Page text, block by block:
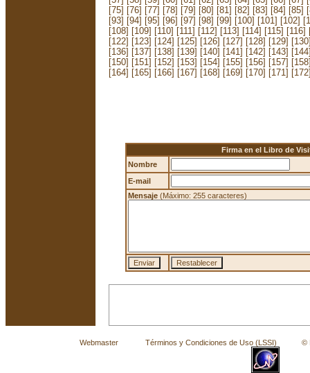
[75] [76] [77] [78] [79] [80] [81] [82] [83] [84] [85]
[93] [94] [95] [96] [97] [98] [99] [100] [101] [102]
[108] [109] [110] [111] [112] [113] [114] [115] [116]
[122] [123] [124] [125] [126] [127] [128] [129]
[136] [137] [138] [139] [140] [141] [142] [143]
[150] [151] [152] [153] [154] [155] [156] [157]
[164] [165] [166] [167] [168] [169] [170] [171]
Firma en el Libro de
Nombre
E-mail
Mensaje (Máximo: 255 caracteres)
Webmaster Términos y Condiciones de Uso (LSSI) © La